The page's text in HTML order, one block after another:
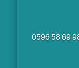
0596 58 69